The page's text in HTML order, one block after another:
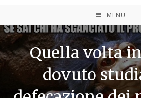
MENU
Quella volta
dovuto